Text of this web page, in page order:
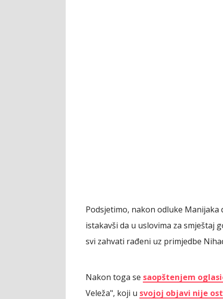
Podsjetimo, nakon odluke Manijaka
istakavši da u uslovima za smještaj
svi zahvati rađeni uz primjedbe
Nakon toga se saopštenjem
Veleža", koji u svojoj objavi nije